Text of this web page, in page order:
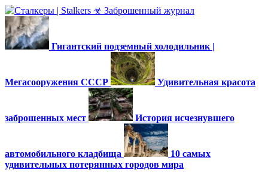
Гигантский подземный холодильник |
Мегасооружения СССР Удивительная красота
заброшенных мест История исчезнувшего
автомобильного кладбища
10 самых
удивительных потерянных городов мира